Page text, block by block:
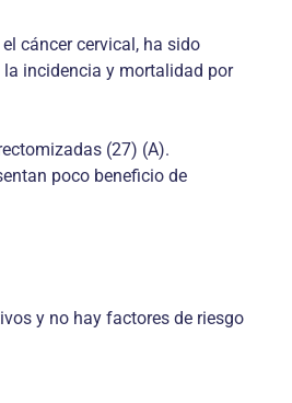
cáncer cervical, ha sido
incidencia y mortalidad por
(27) (A).
poco beneficio de
y no hay factores de riesgo